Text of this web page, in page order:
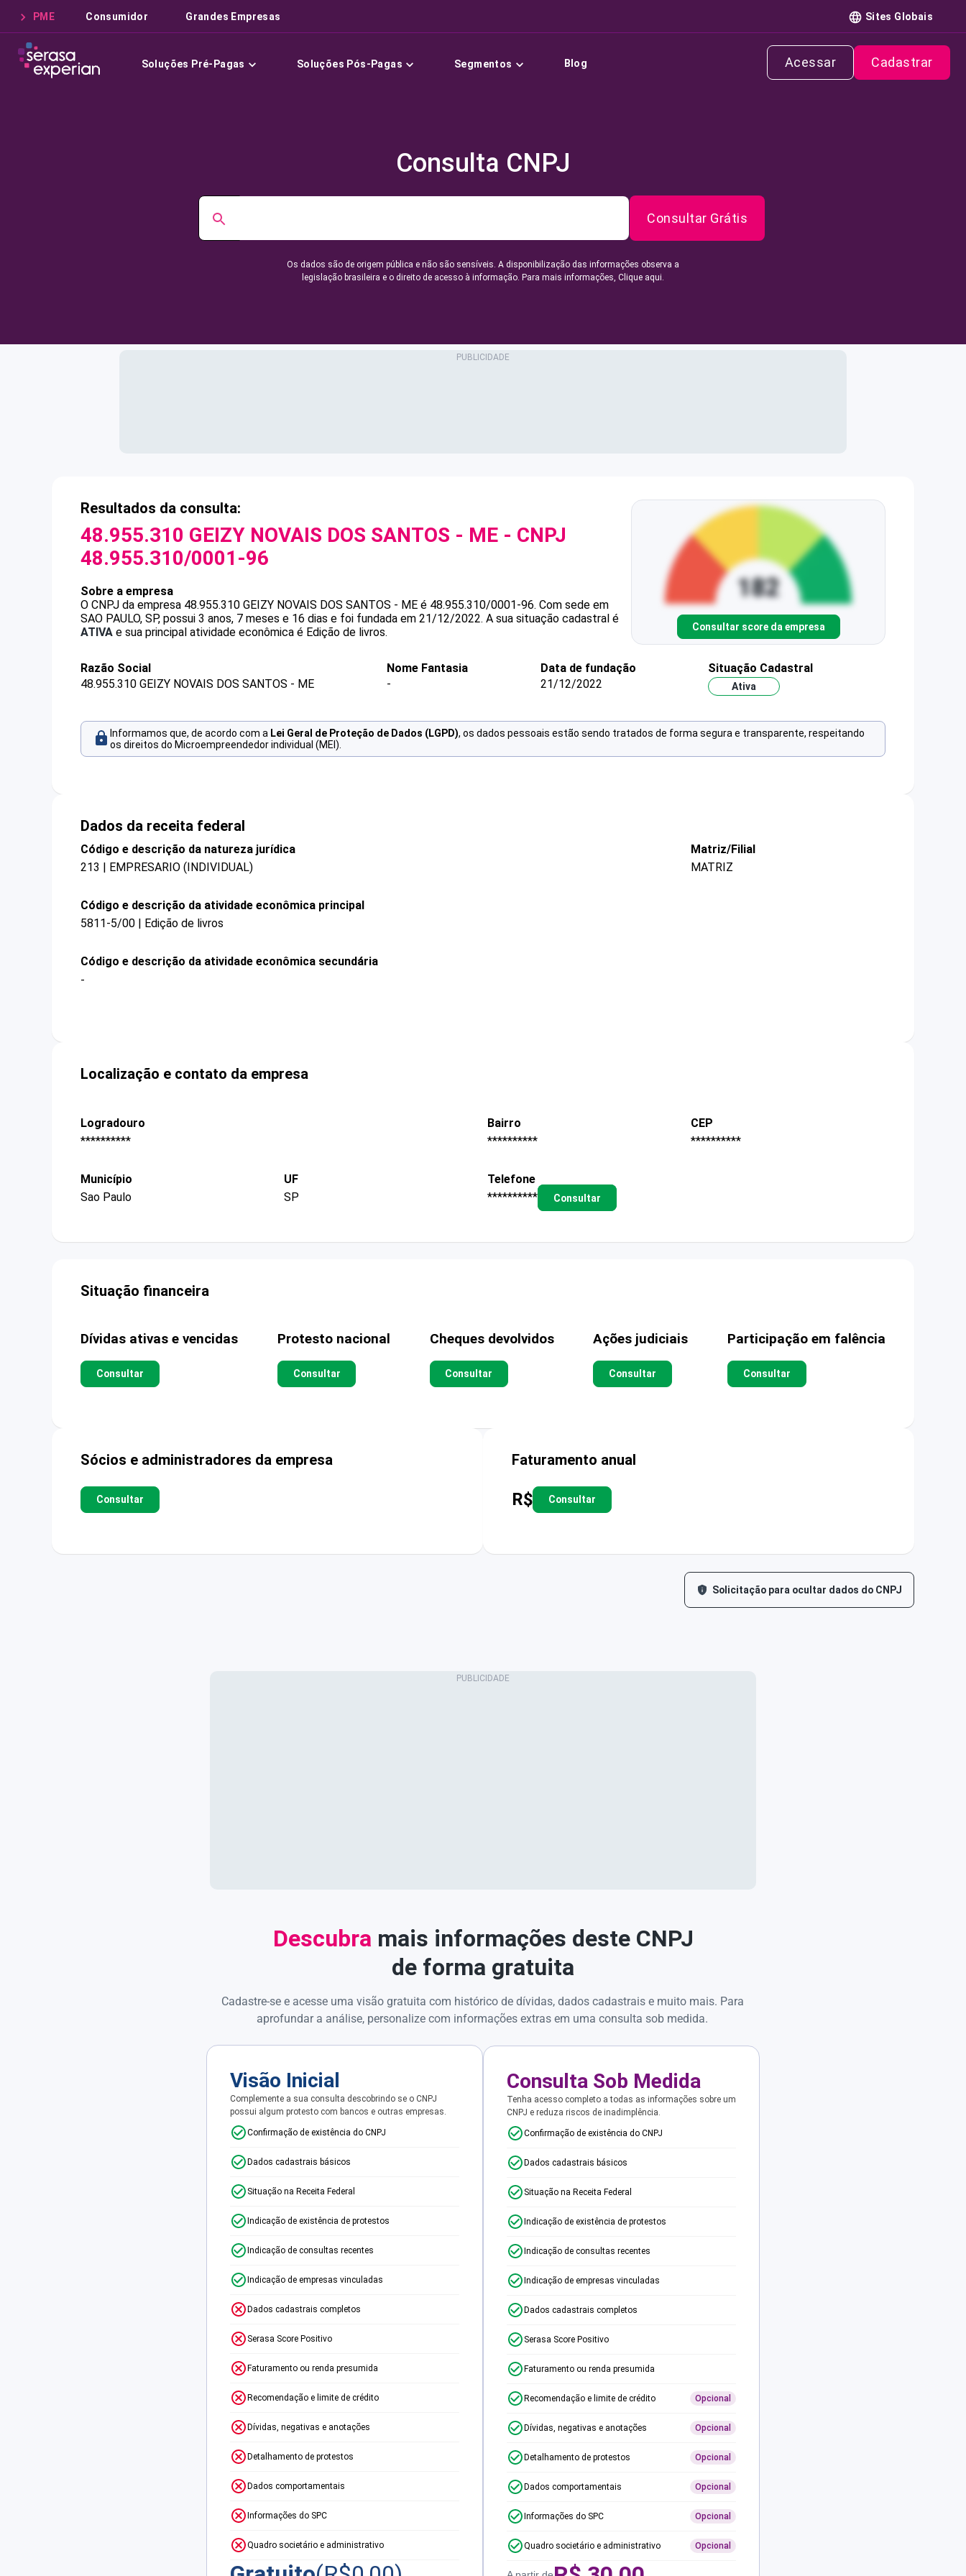
PME Consumidor Grandes Empresas Sites Globais
Soluções Pré-Pagas Soluções Pós-Pagas Segmentos Blog Acessar Cadastrar
Consulta CNPJ
Consultar Grátis
Os dados são de origem pública e não são sensíveis. A disponibilização das informações observa a
legislação brasileira e o direito de acesso à informação. Para mais informações, Clique aqui.
Resultados da consulta:
48.955.310 GEIZY NOVAIS DOS SANTOS - ME - CNPJ
48.955.310/0001-96
Sobre a empresa
O CNPJ da empresa 48.955.310 GEIZY NOVAIS DOS SANTOS - ME é 48.955.310/0001-96. Com sede em
SAO PAULO, SP, possui 3 anos, 7 meses e 16 dias e foi fundada em 21/12/2022. A sua situação cadastral é
ATIVA e sua principal atividade econômica é Edição de livros. Consultar score da empresa
Razão Social
48.955.310 GEIZY NOVAIS DOS SANTOS - ME
Nome Fantasia
-
Data de fundação
21/12/2022
Situação Cadastral
Ativa
Informamos que, de acordo com a Lei Geral de Proteção de Dados (LGPD), os dados pessoais estão sendo tratados de forma segura e transparente, respeitando
os direitos do Microempreendedor individual (MEI).
Dados da receita federal
Código e descrição da natureza jurídica
213 | EMPRESARIO (INDIVIDUAL)
Matriz/Filial
MATRIZ
Código e descrição da atividade econômica principal
5811-5/00 | Edição de livros
Código e descrição da atividade econômica secundária
-
Localização e contato da empresa
Logradouro
**********
Bairro
**********
CEP
**********
Município
Sao Paulo
UF
SP
Telefone
**********
Consultar
Situação financeira
Dívidas ativas e vencidas
Consultar
Protesto nacional
Consultar
Cheques devolvidos
Consultar
Ações judiciais
Consultar
Participação em falência
Consultar
Sócios e administradores da empresa
Consultar
Faturamento anual
R$ Consultar
Solicitação para ocultar dados do CNPJ
Descubra mais informações deste CNPJ
de forma gratuita
Cadastre-se e acesse uma visão gratuita com histórico de dívidas, dados cadastrais e muito mais. Para
aprofundar a análise, personalize com informações extras em uma consulta sob medida.
Visão Inicial
Complemente a sua consulta descobrindo se o CNPJ
possui algum protesto com bancos e outras empresas.
Confirmação de existência do CNPJ
Dados cadastrais básicos
Situação na Receita Federal
Indicação de existência de protestos
Indicação de consultas recentes
Indicação de empresas vinculadas
Dados cadastrais completos
Serasa Score Positivo
Faturamento ou renda presumida
Recomendação e limite de crédito
Dívidas, negativas e anotações
Detalhamento de protestos
Dados comportamentais
Informações do SPC
Quadro societário e administrativo
Consulta Sob Medida
Tenha acesso completo a todas as informações sobre um
CNPJ e reduza riscos de inadimplência.
Confirmação de existência do CNPJ
Dados cadastrais básicos
Situação na Receita Federal
Indicação de existência de protestos
Indicação de consultas recentes
Indicação de empresas vinculadas
Dados cadastrais completos
Serasa Score Positivo
Faturamento ou renda presumida
Recomendação e limite de crédito Opcional
Dívidas, negativas e anotações Opcional
Detalhamento de protestos Opcional
Dados comportamentais Opcional
Informações do SPC Opcional
Quadro societário e administrativo Opcional